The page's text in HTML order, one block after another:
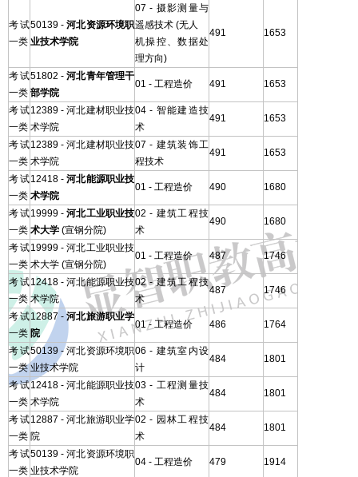
考试
一类
50139 -河北资源环境职
业技术学院
07 - 摄影测量与
遥感技术 (无人
机操控、数据处
理方向)
491 1653
考试
一类
51802 -河北青年管理干
部学院
01 - 工程造价 491 1653
考试
一类
12389 - 河北建材职业技
术学院
04 - 智能建造技
术
491 1653
考试
一类
12389 - 河北建材职业技
术学院
07 - 建筑装饰工
程技术
491 1653
考试
一类
12418 -河北能源职业技
术学院
01 - 工程造价 490 1680
考试
一类
19999 -河北工业职业技
术大学 (宣钢分院)
02 - 建筑工程技
术
490 1680
考试
一类
19999 - 河北工业职业技
术大学 (宣钢分院)
01 - 工程造价 487 1746
考试
一类
12418 - 河北能源职业技
术学院
02 - 建筑工程技
术
487 1746
考试
一类
12887 -河北旅游职业学
院
01 - 工程造价 486 1764
考试
一类
50139 - 河北资源环境职
业技术学院
06 - 建筑室内设
计
484 1801
考试
一类
12418 - 河北能源职业技
术学院
03 - 工程测量技
术
484 1801
考试
一类
12887 - 河北旅游职业学
院
02 - 园林工程技
术
484 1801
考试
一类
50139 - 河北资源环境职
业技术学院
04 - 工程造价 479 1914